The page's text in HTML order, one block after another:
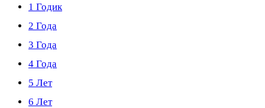
1 Годик
2 Года
3 Года
4 Года
5 Лет
6 Лет